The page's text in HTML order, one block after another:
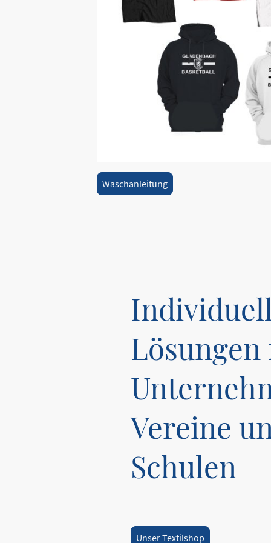
Waschanleitung
Vereine
Schulen
Unser Textilshop